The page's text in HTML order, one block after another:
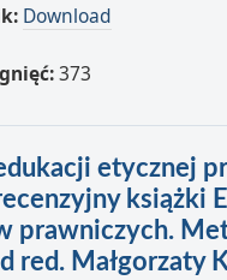
Download
373
etycznej
książki
prawniczych.
red. Małgorzaty